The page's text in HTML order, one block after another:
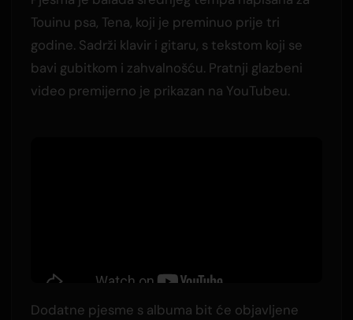
Touinu psa, Tena, koji je preminuo prije tri
godine. Sadrži klavir i gitaru, s tekstom koji se
bavi gubitkom i zahvalnošću. Pratnji glazbeni
video premijerno je prikazan na YouTubeu.
Dodatne pjesme s albuma bit će objavljene